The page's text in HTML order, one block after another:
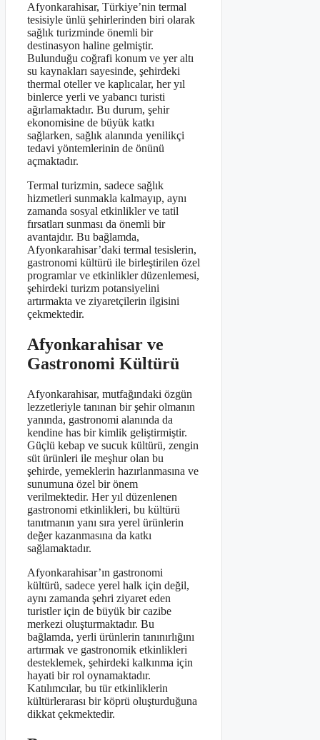
Afyonkarahisar, Türkiye’nin termal
tesisiyle ünlü şehirlerinden biri olarak
sağlık turizminde önemli bir
destinasyon haline gelmiştir.
Bulunduğu coğrafi konum ve yer altı
su kaynakları sayesinde, şehirdeki
thermal oteller ve kaplıcalar, her yıl
binlerce yerli ve yabancı turisti
ağırlamaktadır. Bu durum, şehir
ekonomisine de büyük katkı
sağlarken, sağlık alanında yenilikçi
tedavi yöntemlerinin de önünü
açmaktadır.
Termal turizmin, sadece sağlık
hizmetleri sunmakla kalmayıp, aynı
zamanda sosyal etkinlikler ve tatil
fırsatları sunması da önemli bir
avantajdır. Bu bağlamda,
Afyonkarahisar’daki termal tesislerin,
gastronomi kültürü ile birleştirilen özel
programlar ve etkinlikler düzenlemesi,
şehirdeki turizm potansiyelini
artırmakta ve ziyaretçilerin ilgisini
çekmektedir.
Afyonkarahisar ve
Gastronomi Kültürü
Afyonkarahisar, mutfağındaki özgün
lezzetleriyle tanınan bir şehir olmanın
yanında, gastronomi alanında da
kendine has bir kimlik geliştirmiştir.
Güçlü kebap ve sucuk kültürü, zengin
süt ürünleri ile meşhur olan bu
şehirde, yemeklerin hazırlanmasına ve
sunumuna özel bir önem
verilmektedir. Her yıl düzenlenen
gastronomi etkinlikleri, bu kültürü
tanıtmanın yanı sıra yerel ürünlerin
değer kazanmasına da katkı
sağlamaktadır.
Afyonkarahisar’ın gastronomi
kültürü, sadece yerel halk için değil,
aynı zamanda şehri ziyaret eden
turistler için de büyük bir cazibe
merkezi oluşturmaktadır. Bu
bağlamda, yerli ürünlerin tanınırlığını
artırmak ve gastronomik etkinlikleri
desteklemek, şehirdeki kalkınma için
hayati bir rol oynamaktadır.
Katılımcılar, bu tür etkinliklerin
kültürlerarası bir köprü oluşturduğuna
dikkat çekmektedir.